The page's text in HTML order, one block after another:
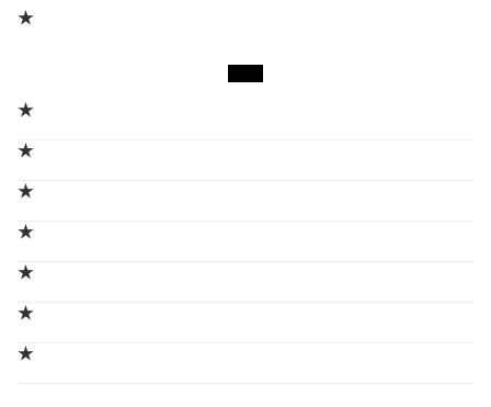
★
★
★
★
★
★
★
★